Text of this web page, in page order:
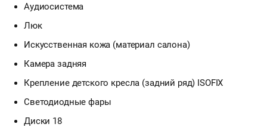
Аудиосистема
Люк
Искусственная кожа (материал салона)
Камера задняя
Крепление детского кресла (задний ряд) ISOFIX
Светодиодные фары
Диски 18